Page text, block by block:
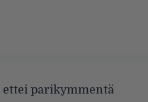
ettei parikymmentä